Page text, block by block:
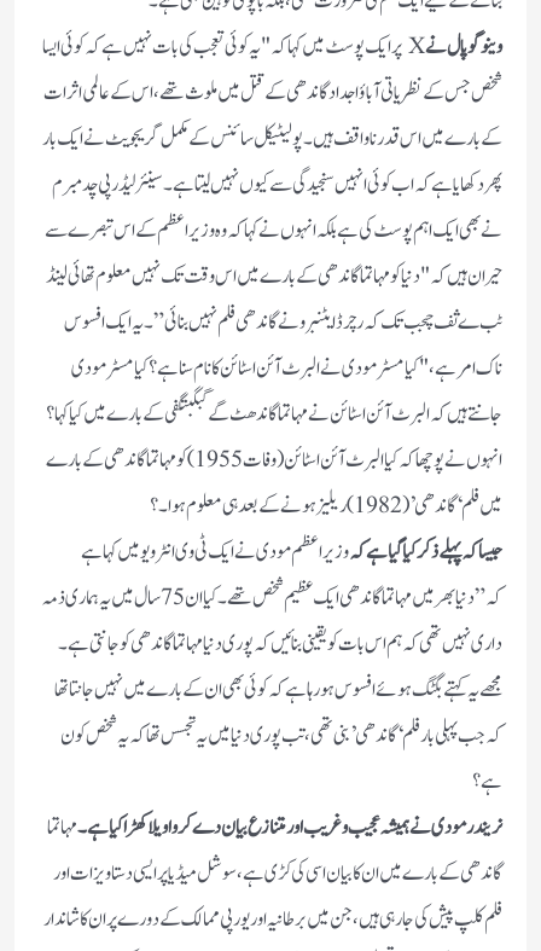
وینوگوپال نے
X پر ایک پوسٹ میں کہاکہ "یہ کوئی تعجب کی بات نہیں ہے کہ کوئی ایسا
شخص جس کے نظریاتی آباؤ اجداد گاندھی کے قتل میں ملوث تھے، اس کے عالمی اثرات
کے بارے میں اس قدر ناواقف ہیں۔ پولیٹیکل سائنس کے مکمل گریجویٹ نے ایک بار
پھر دکھایا ہے کہ اب کوئی انہیں سنجیدگی سے کیوں نہیں لیتاہے۔سینئر لیڈر پی چدمبرم
نے بھی ایک اہم پوسٹ کی ہے بلکہ انہوں نے کہا کہ وہ وزیر اعظم کے اس تبصرے سے
حیران ہیں کہ "دنیا کو مہاتما گاندھی کے بارے میں اس وقت تک نہیں معلوم تھائی لینڈ
ٹب ےثف چجب تک کہ رچرڈ ایٹنبرو نے گاندھی فلم نہیں بنائی”۔یہ ایک افسوس
ناک امر ہے، "کیا مسٹر مودی نے البرٹ آئن اسٹائن کا نام سنا ہے؟ کیا مسٹر مودی
جانتے ہیں کہ البرٹ آئن اسٹائن نے مہاتما گاندھٹ گے گبگبتگفی کے بارے میں کیا کہا؟
انہوں نے پوچھاکہ کیا البرٹ آئن اسٹائن (وفات 1955) کو مہاتما گاندھی کے بارے
میں فلم ‘گاندھی’ (1982)ریلیز ہونے کے بعد ہی معلوم ہوا ۔؟
جیسا کہ پہلے ذکر کیا گیا ہے کہوزیر اعظم مودی نے ایک ٹی وی انٹرویو میں کہاہے
کہ”دنیا بھر میں مہاتما گاندھی ایک عظیم شخص تھے۔ کیا ان 75 سال میں یہ ہماری ذمہ
داری نہیں تھی کہ ہم اس بات کو یقینی بنائیں کہ پوری دنیا مہاتما گاندھی کو جانتی ہے۔
مجھے یہ کہتےبگٹگ ہوئے افسوس ہو رہا ہے کہ کوئی بھی ان کے بارے میں نہیں جانتا تھا
کہ جب پہلی بار فلم ‘گاندھی’ بنی تھی، تب پوری دنیا میں یہ تجسس تھا کہ یہ شخص کون
ہے؟
نریندر مودی نے ہمیشہ عجیب وغریب اورمتنازع بیان دے کر واویلا کھڑا کیا ہے۔مہاتما
گاندھی کے بار ے میں ان کابیان اسی کی کڑی ہے،سوشل میڈیا پر ایسی دستاویزات اور
فلم کلپ پیش کی جارہی ہیں ،جن میں برطانیہ اور یورپی ممالک کے دورے پر ان کا شاندار